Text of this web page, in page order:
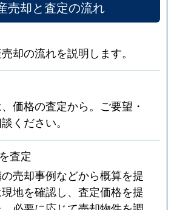
売却と査定の流れ
却の流れを説明します。
価格の査定から。ご要望・
ください。
査定
売却事例などから概算を提
地を確認し、査定価格を提